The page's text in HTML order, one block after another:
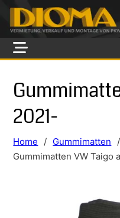
Skip to main content
Skip to footer
2021-
Home / Gummimatten /
Gummimatten VW Taigo